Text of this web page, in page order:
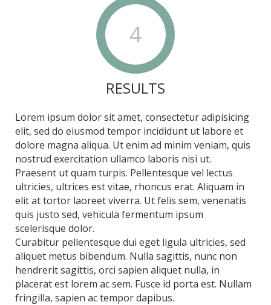
4
RESULTS
Lorem ipsum dolor sit amet, consectetur adipisicing
elit, sed do eiusmod tempor incididunt ut labore et
dolore magna aliqua. Ut enim ad minim veniam, quis
nostrud exercitation ullamco laboris nisi ut.
Praesent ut quam turpis. Pellentesque vel lectus
ultricies, ultrices est vitae, rhoncus erat. Aliquam in
elit at tortor laoreet viverra. Ut felis sem, venenatis
quis justo sed, vehicula fermentum ipsum
scelerisque dolor.
Curabitur pellentesque dui eget ligula ultricies, sed
aliquet metus bibendum. Nulla sagittis, nunc non
hendrerit sagittis, orci sapien aliquet nulla, in
placerat est lorem ac sem. Fusce id porta est. Nullam
fringilla, sapien ac tempor dapibus.